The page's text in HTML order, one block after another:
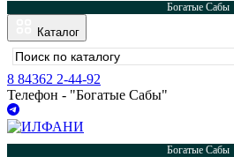
Богатые Сабы
Каталог
8 84362 2-44-92
Телефон - "Богатые Сабы"
Богатые Сабы